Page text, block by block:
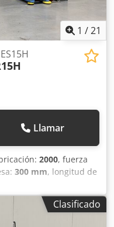
1 /21
Llamar
2000, fuerza
300 mm, longitud de
Seguridad CE,
Carrera/émbolo
dibujos/marcado
en el cuello/
Clasificado